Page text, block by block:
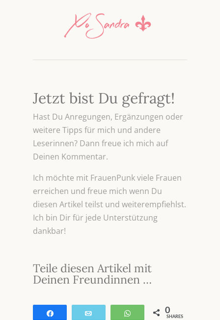
Jetzt bist Du gefragt!
Hast Du Anregungen, Ergänzungen oder
weitere Tipps für mich und andere
Leserinnen? Dann freue ich mich auf
Deinen Kommentar.
Ich möchte mit FrauenPunk viele Frauen
erreichen und freue mich wenn Du
diesen Artikel teilst und weiterempfiehlst.
Ich bin Dir für jede Unterstützung
dankbar!
Teile diesen Artikel mit
Deinen Freundinnen …
WhatsApp
0
SHARES